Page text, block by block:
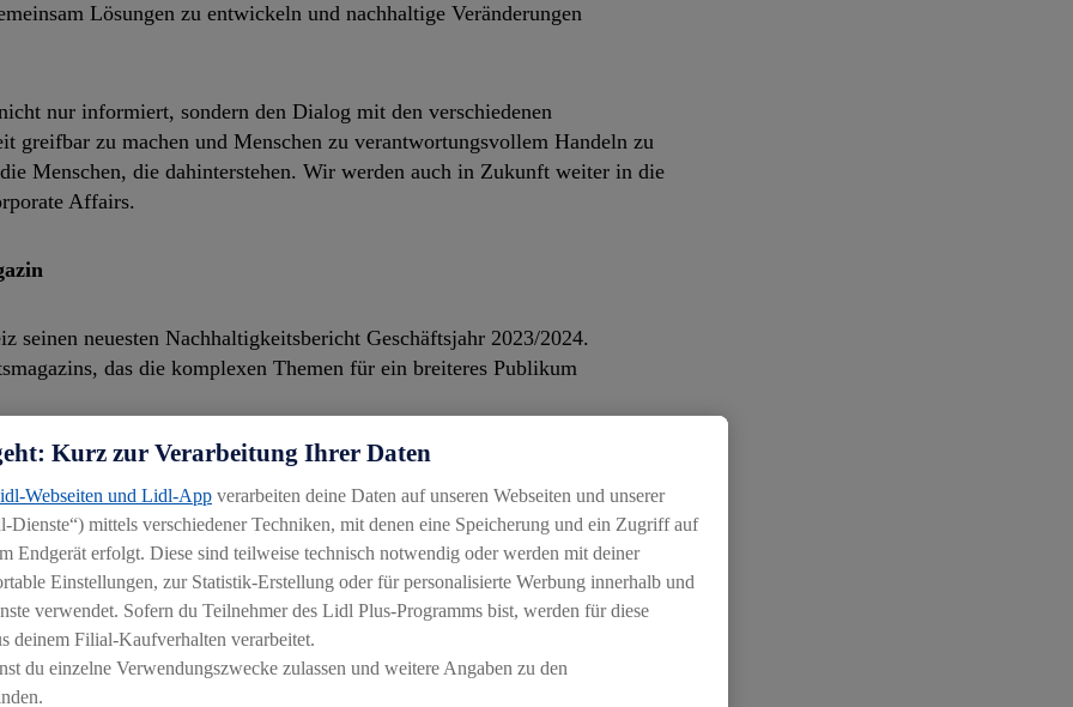
Lösungen zu entwickeln und nachhaltige Veränderungen
nur informiert, sondern den Dialog mit den verschiedenen
greifbar zu machen und Menschen zu verantwortungsvollem Handeln zu
Menschen, die dahinterstehen. Wir werden auch in Zukunft weiter in die
Affairs.
neuesten Nachhaltigkeitsbericht Geschäftsjahr 2023/2024.
das die komplexen Themen für ein breiteres Publikum
eindrücklich, wie Lidl Schweiz Fortschritte erzielt:
zur Produktkühlung eingesetzt. Bis Ende 2030 möchte Lidl
einsetzen.
fossilfrei. Damit hat das Unternehmen das gesetzte Ziel von 20%
Kurz zur Verarbeitung Ihrer Daten
Webseiten und Lidl-App verarbeiten deine Daten auf unseren Webseiten und unserer
Dienste“) mittels verschiedener Techniken, mit denen eine Speicherung und ein Zugriff auf
Endgerät erfolgt. Diese sind teilweise technisch notwendig oder werden mit deiner
Einstellungen, zur Statistik-Erstellung oder für personalisierte Werbung innerhalb und
verwendet. Sofern du Teilnehmer des Lidl Plus-Programms bist, werden für diese
deinem Filial-Kaufverhalten verarbeitet.
du einzelne Verwendungszwecke zulassen und weitere Angaben zu den